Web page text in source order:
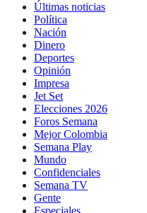
Últimas noticias
Política
Nación
Dinero
Deportes
Opinión
Impresa
Jet Set
Elecciones 2026
Foros Semana
Mejor Colombia
Semana Play
Mundo
Confidenciales
Semana TV
Gente